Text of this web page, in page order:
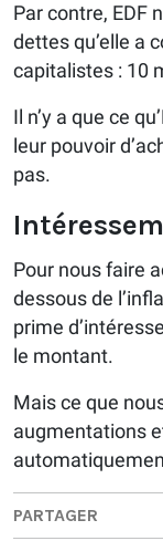
Par contre, EDF
dettes qu’elle a
capitalistes : 10
Il n’y a que ce
leur pouvoir
pas.
Pour nous faire
dessous de
prime
le montant.
Mais ce que
augmentations
PARTAGER